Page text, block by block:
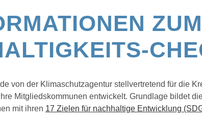
ZUM
von der Klimaschutzagentur stellvertretend für die
Mitgliedskommunen entwickelt. Grundlage bildet
mit ihren 17 Zielen für nachhaltige Entwicklung